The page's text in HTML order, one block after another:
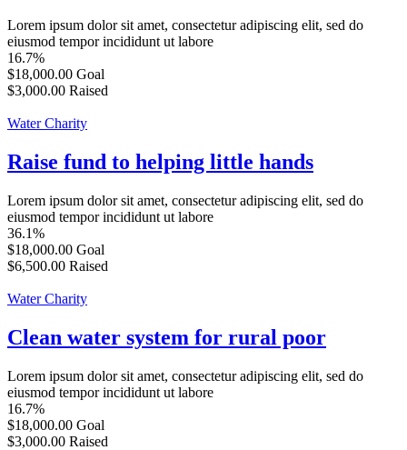
Lorem ipsum dolor sit amet, consectetur adipiscing elit, sed do
eiusmod tempor incididunt ut labore
16.7%
$18,000.00 Goal
$3,000.00 Raised
Water Charity
Raise fund to helping little hands
Lorem ipsum dolor sit amet, consectetur adipiscing elit, sed do
eiusmod tempor incididunt ut labore
36.1%
$18,000.00 Goal
$6,500.00 Raised
Water Charity
Clean water system for rural poor
Lorem ipsum dolor sit amet, consectetur adipiscing elit, sed do
eiusmod tempor incididunt ut labore
16.7%
$18,000.00 Goal
$3,000.00 Raised